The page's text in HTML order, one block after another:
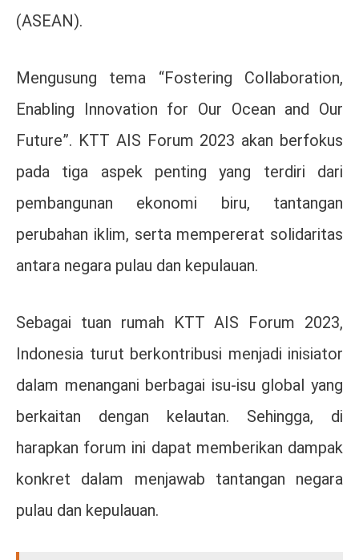
(ASEAN).
Mengusung tema “Fostering Collaboration,
Enabling Innovation for Our Ocean and Our
Future”. KTT AIS Forum 2023 akan berfokus
pada tiga aspek penting yang terdiri dari
pembangunan ekonomi biru, tantangan
perubahan iklim, serta mempererat solidaritas
antara negara pulau dan kepulauan.
Sebagai tuan rumah KTT AIS Forum 2023,
Indonesia turut berkontribusi menjadi inisiator
dalam menangani berbagai isu-isu global yang
berkaitan dengan kelautan. Sehingga, di
harapkan forum ini dapat memberikan dampak
konkret dalam menjawab tantangan negara
pulau dan kepulauan.